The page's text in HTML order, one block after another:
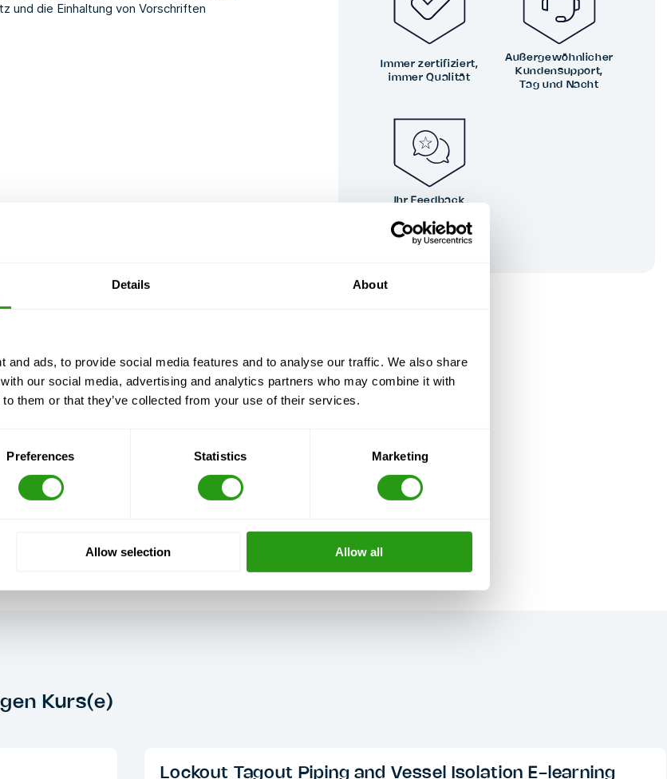
Details About
and ads, to provide social media features and to analyse our traffic. We also share
our social media, advertising and analytics partners who may combine it with
them or that they’ve collected from your use of their services.
Preferences Statistics Marketing
Allow selection Allow all
und die Einhaltung von Vorschriften
AUSBILDUNG ANGEGLICHEN AN OSHA NORMEN
und wir niemals stornieren. Auch mit
Immer zertifiziert,
immer Qualität
Außergewöhnlicher
Kundensupport,
Tag und Nacht
Ihr Feedback
Spitzenleistungen
Kurs(e)
Lockout Tagout Piping and Vessel Isolation E-learning